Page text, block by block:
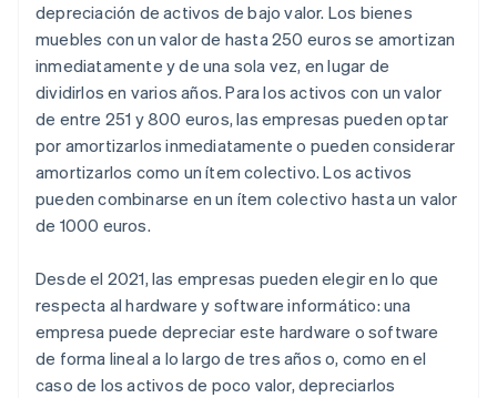
depreciación de activos de bajo valor. Los bienes
muebles con un valor de hasta 250 euros se amortizan
inmediatamente y de una sola vez, en lugar de
dividirlos en varios años. Para los activos con un valor
de entre 251 y 800 euros, las empresas pueden optar
por amortizarlos inmediatamente o pueden considerar
amortizarlos como un ítem colectivo. Los activos
pueden combinarse en un ítem colectivo hasta un valor
de 1000 euros.
Desde el 2021, las empresas pueden elegir en lo que
respecta al hardware y software informático: una
empresa puede depreciar este hardware o software
de forma lineal a lo largo de tres años o, como en el
caso de los activos de poco valor, depreciarlos